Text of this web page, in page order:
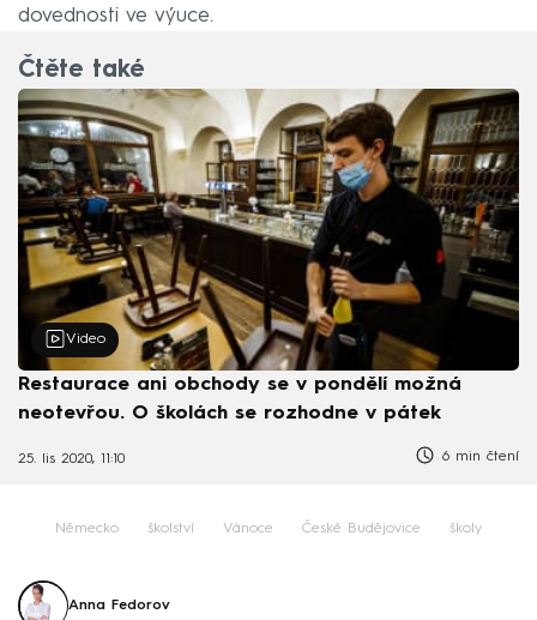
dovednosti ve výuce.
Čtěte také
Video
Restaurace ani obchody se v pondělí možná
neotevřou. O školách se rozhodne v pátek
25. lis 2020, 11:10 6 min čtení
Německo školství Vánoce České Budějovice školy
Anna Fedorov